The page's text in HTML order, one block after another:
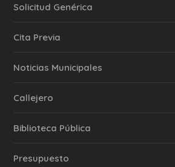
Solicitud Genérica
Cita Previa
‎Noticias Municipales
Callejero
Biblioteca Pública
Presupuesto